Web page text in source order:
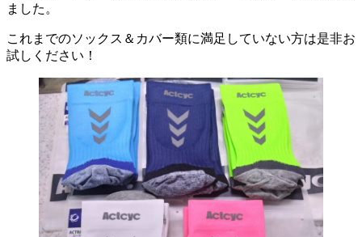
ました。
これまでのソックス＆カバー類に満足していない方は是非お
試しください！